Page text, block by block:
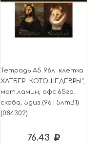
Тетрадь А5 96л. клетка
ХАТБЕР "КОТОШЕДЕВРЫ",
мат.ламин, офс.65гр.
скоба, 5диз.(96Т5лтВ1)
(084302)
76.43